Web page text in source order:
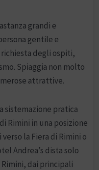
grandi e
gentile e
degli ospiti,
Spiaggia non molto
attrattive.
sistemazione pratica
Rimini in una posizione
la Fiera di Rimini o
Andrea’s dista solo
dai principali